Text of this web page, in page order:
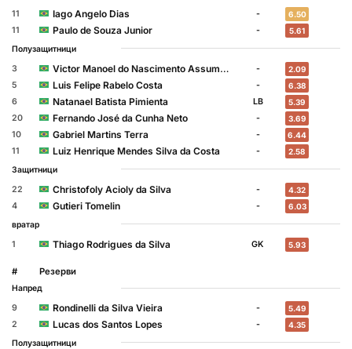
11
Iago Angelo Dias - 6.50
11 Paulo de Souza Junior - 5.61
Полузащитници
3
Victor Manoel do Nascimento Assumpção - 2.09
5 Luis Felipe Rabelo Costa - 6.38
6 Natanael Batista Pimienta LB 5.39
20 Fernando José da Cunha Neto - 3.69
10 Gabriel Martins Terra - 6.44
11 Luiz Henrique Mendes Silva da Costa - 2.58
Защитници
22
Christofoly Acioly da Silva - 4.32
4 Gutieri Tomelin - 6.03
вратар
1
Thiago Rodrigues da Silva GK 5.93
# Резерви
Напред
9
Rondinelli da Silva Vieira - 5.49
2 Lucas dos Santos Lopes - 4.35
Полузащитници